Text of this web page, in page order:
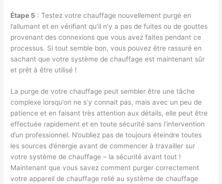
Étape 5 : Testez votre chauffage nouvellement purgé en
l’allumant et en vérifiant qu’il n’y a pas de fuites ou de gouttes
provenant des connexions que vous avez faites pendant ce
processus. Si tout semble bon, vous pouvez être rassuré en
sachant que votre système de chauffage est maintenant sûr
et prêt à être utilisé !
La purge de votre chauffage peut sembler être une tâche
complexe lorsqu’on ne s’y connait pas, mais avec un peu de
patience et en faisant très attention aux détails, elle peut être
effectuée rapidement et en toute sécurité sans l’intervention
d’un professionnel. N’oubliez pas de toujours éteindre toutes
les sources d’énergie avant de commencer à travailler sur
votre système de chauffage – la sécurité avant tout !
Maintenant que vous savez comment purger correctement
votre appareil de chauffage relié au système de chauffage